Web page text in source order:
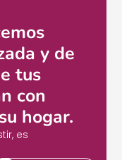
y de
tus
con
hogar.
es